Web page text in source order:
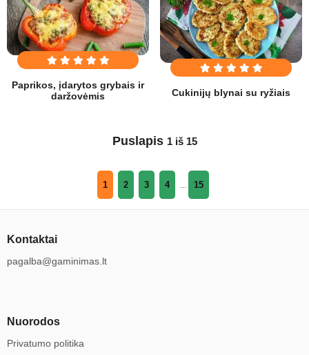
Paprikos, įdarytos grybais ir
daržovėmis
Cukinijų blynai su ryžiais
Puslapis 1 iš 15
1 2 3 4 15
Kontaktai
pagalba@gaminimas.lt
Nuorodos
Privatumo politika